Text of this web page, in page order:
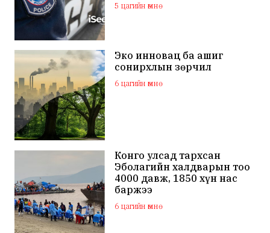
5 цагийн өмнө
Эко инновац ба ашиг
сонирхлын зөрчил
6 цагийн өмнө
Конго улсад тархсан
Эболагийн халдварын тоо
4000 давж, 1850 хүн нас
баржээ
6 цагийн өмнө